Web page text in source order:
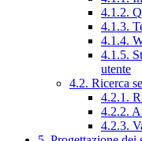
4.1.2.
4.1.3.
4.1.4.
4.1.5.
utente
4.2. Ricerca
4.2.1.
4.2.2.
4.2.3.